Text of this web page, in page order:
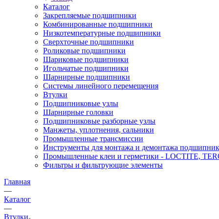
Каталог
Закрепляемые подшипники
Комбинированные подшипники
Низкотемпературные подшипники
Сверхточные подшипники
Роликовые подшипники
Шариковые подшипники
Игольчатые подшипники
Шарнирные подшипники
Системы линейного перемещения
Втулки
Подшипниковые узлы
Шарнирные головки
Подшипниковые разборные узлы
Манжеты, уплотнения, сальники
Промышленные трансмиссии
Инструменты для монтажа и демонтажа
Промышленные клеи и герметики - LOCTITE,
Фильтры и фильтрующие элементы
Главная
—
Каталог
—
Втулки